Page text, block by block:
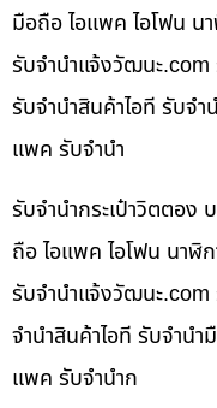
มือถือ ไอแพค ไอโฟน น
รับจํานําแจ้งวัฒนะ.com
รับจำนำสินค้าไอที รับจ
แพค รับจำนำ
รับจำนำกระเป๋าวิตตอง
ถือ ไอแพค ไอโฟน นาฬิ
รับจํานําแจ้งวัฒนะ.com
จำนำสินค้าไอที รับจำน
แพค รับจำนำก